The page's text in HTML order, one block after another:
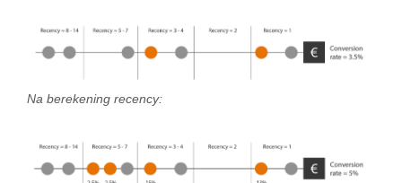
Na berekening recency: